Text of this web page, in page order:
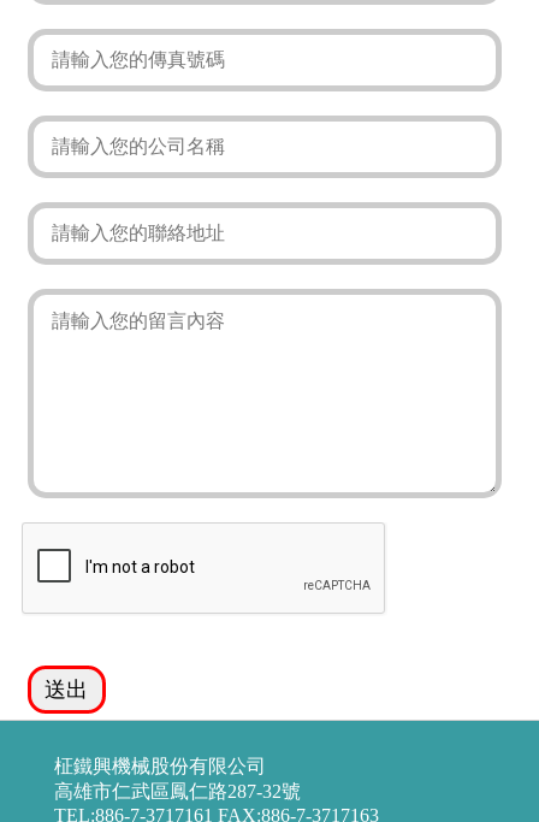
柾鐵興機械股份有限公司
高雄市仁武區鳳仁路287-32號
TEL:886-7-3717161 FAX:886-7-3717163